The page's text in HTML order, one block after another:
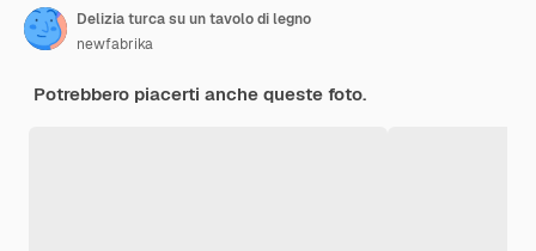
Delizia turca su un tavolo di legno
newfabrika
Potrebbero piacerti anche queste foto.